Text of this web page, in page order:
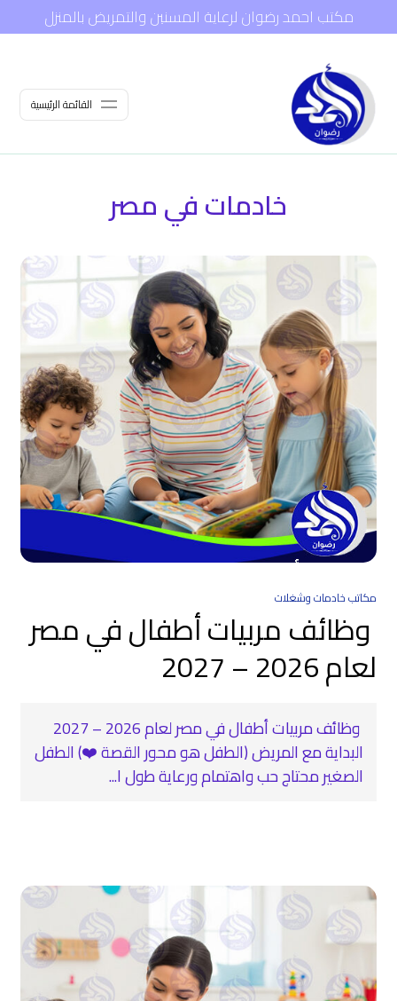
مكتب احمد رضوان لرعاية المسنين والتمريض بالمنزل
القائمة الرئيسية
خادمات في مصر
مكاتب خادمات وشغلات
وظائف مربيات أطفال في مصر
لعام 2026 – 2027
وظائف مربيات أطفال في مصر لعام 2026 – 2027
البداية مع المريض (الطفل هو محور القصة ❤️) الطفل
الصغير محتاج حب واهتمام ورعاية طول ا...